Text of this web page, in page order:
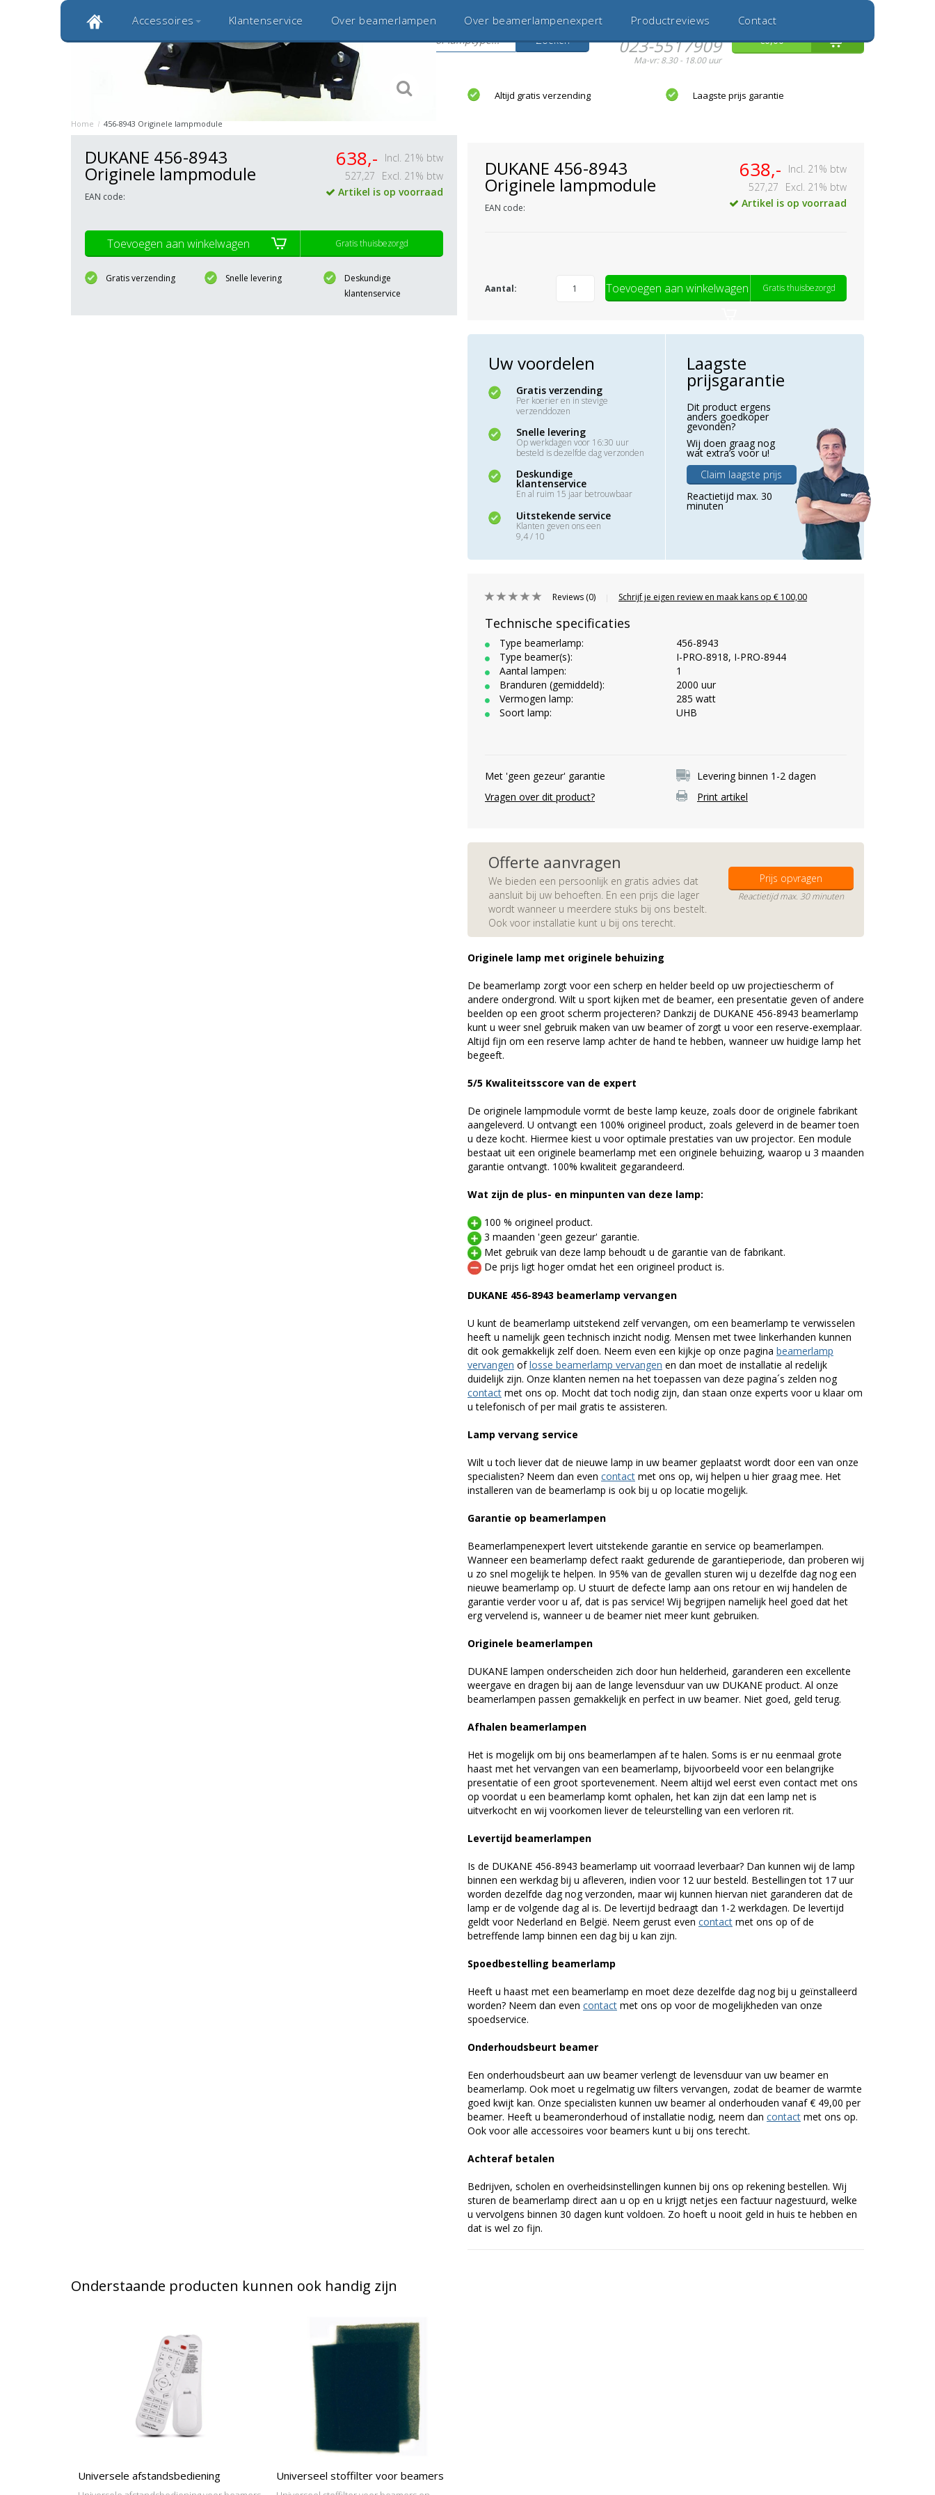
Inloggen
Klantbeoordeling 9,0
Zoeken
Hulp nodig?
023-5517909
Ma-vr: 8.30 - 18.00 uur
€0,00
Accessoires Klantenservice Over beamerlampen Over beamerlampenexpert Productreviews Contact
Originele kwaliteitsproducten 20 jaar betrouwbaar en ervaren Altijd gratis verzending Laagste prijs garantie
Home / 456-8943 Originele lampmodule
DUKANE 456-8943
Originele lampmodule
EAN code:
638,-
Incl. 21% btw
527,27
Excl. 21% btw
Artikel is op voorraad
Toevoegen aan winkelwagen Gratis thuisbezorgd
Gratis verzending Snelle levering
Deskundige
klantenservice
DUKANE 456-8943
Originele lampmodule
EAN code:
638,-
Incl. 21% btw
527,27
Excl. 21% btw
Artikel is op voorraad
Aantal: Toevoegen aan winkelwagen Gratis thuisbezorgd
Uw voordelen
Gratis verzending
Per koerier en in stevige
verzenddozen
Snelle levering
Op werkdagen voor 16:30 uur
besteld is dezelfde dag verzonden
Deskundige
klantenservice
En al ruim 15 jaar betrouwbaar
Uitstekende service
Klanten geven ons een
9,4 / 10
Laagste
prijsgarantie
Dit product ergens
anders goedkoper
gevonden?
Wij doen graag nog
wat extra’s voor u!
Claim laagste prijs
Reactietijd max. 30
minuten
Reviews (0) Schrijf je eigen review en maak kans op € 100,00
Technische specificaties
Type beamerlamp:
456-8943
Type beamer(s):
I-PRO-8918, I-PRO-8944
Aantal lampen:
1
Branduren (gemiddeld):
2000 uur
Vermogen lamp:
285 watt
Soort lamp:
UHB
Met 'geen gezeur' garantie
Levering binnen 1-2 dagen
Vragen over dit product?
Print artikel
Offerte aanvragen
We bieden een persoonlijk en gratis advies dat
aansluit bij uw behoeften. En een prijs die lager
wordt wanneer u meerdere stuks bij ons bestelt.
Ook voor installatie kunt u bij ons terecht.
Prijs opvragen
Reactietijd max. 30 minuten
Originele lamp met originele behuizing
De beamerlamp zorgt voor een scherp en helder beeld op uw projectiescherm of
andere ondergrond. Wilt u sport kijken met de beamer, een presentatie geven of andere
beelden op een groot scherm projecteren? Dankzij de DUKANE 456-8943 beamerlamp
kunt u weer snel gebruik maken van uw beamer of zorgt u voor een reserve-exemplaar.
Altijd fijn om een reserve lamp achter de hand te hebben, wanneer uw huidige lamp het
begeeft.
5/5 Kwaliteitsscore van de expert
De originele lampmodule vormt de beste lamp keuze, zoals door de originele fabrikant
aangeleverd. U ontvangt een 100% origineel product, zoals geleverd in de beamer toen
u deze kocht. Hiermee kiest u voor optimale prestaties van uw projector. Een module
bestaat uit een originele beamerlamp met een originele behuizing, waarop u 3 maanden
garantie ontvangt. 100% kwaliteit gegarandeerd.
Wat zijn de plus- en minpunten van deze lamp:
100 % origineel product.
3 maanden 'geen gezeur' garantie.
Met gebruik van deze lamp behoudt u de garantie van de fabrikant.
De prijs ligt hoger omdat het een origineel product is.
DUKANE 456-8943 beamerlamp vervangen
U kunt de beamerlamp uitstekend zelf vervangen, om een beamerlamp te verwisselen
heeft u namelijk geen technisch inzicht nodig. Mensen met twee linkerhanden kunnen
dit ook gemakkelijk zelf doen. Neem even een kijkje op onze pagina beamerlamp
vervangen oflosse beamerlamp vervangen en dan moet de installatie al redelijk
duidelijk zijn. Onze klanten nemen na het toepassen van deze pagina´s zelden nog
contact met ons op. Mocht dat toch nodig zijn, dan staan onze experts voor u klaar om
u telefonisch of per mail gratis te assisteren.
Lamp vervang service
Wilt u toch liever dat de nieuwe lamp in uw beamer geplaatst wordt door een van onze
specialisten? Neem dan even contact met ons op, wij helpen u hier graag mee. Het
installeren van de beamerlamp is ook bij u op locatie mogelijk.
Garantie op beamerlampen
Beamerlampenexpert levert uitstekende garantie en service op beamerlampen.
Wanneer een beamerlamp defect raakt gedurende de garantieperiode, dan proberen wij
u zo snel mogelijk te helpen. In 95% van de gevallen sturen wij u dezelfde dag nog een
nieuwe beamerlamp op. U stuurt de defecte lamp aan ons retour en wij handelen de
garantie verder voor u af, dat is pas service! Wij begrijpen namelijk heel goed dat het
erg vervelend is, wanneer u de beamer niet meer kunt gebruiken.
Originele beamerlampen
DUKANE lampen onderscheiden zich door hun helderheid, garanderen een excellente
weergave en dragen bij aan de lange levensduur van uw DUKANE product. Al onze
beamerlampen passen gemakkelijk en perfect in uw beamer. Niet goed, geld terug.
Afhalen beamerlampen
Het is mogelijk om bij ons beamerlampen af te halen. Soms is er nu eenmaal grote
haast met het vervangen van een beamerlamp, bijvoorbeeld voor een belangrijke
presentatie of een groot sportevenement. Neem altijd wel eerst even contact met ons
op voordat u een beamerlamp komt ophalen, het kan zijn dat een lamp net is
uitverkocht en wij voorkomen liever de teleurstelling van een verloren rit.
Levertijd beamerlampen
Is de DUKANE 456-8943 beamerlamp uit voorraad leverbaar? Dan kunnen wij de lamp
binnen een werkdag bij u afleveren, indien voor 12 uur besteld. Bestellingen tot 17 uur
worden dezelfde dag nog verzonden, maar wij kunnen hiervan niet garanderen dat de
lamp er de volgende dag al is. De levertijd bedraagt dan 1-2 werkdagen. De levertijd
geldt voor Nederland en België. Neem gerust even contact met ons op of de
betreffende lamp binnen een dag bij u kan zijn.
Spoedbestelling beamerlamp
Heeft u haast met een beamerlamp en moet deze dezelfde dag nog bij u geïnstalleerd
worden? Neem dan even contact met ons op voor de mogelijkheden van onze
spoedservice.
Onderhoudsbeurt beamer
Een onderhoudsbeurt aan uw beamer verlengt de levensduur van uw beamer en
beamerlamp. Ook moet u regelmatig uw filters vervangen, zodat de beamer de warmte
goed kwijt kan. Onze specialisten kunnen uw beamer al onderhouden vanaf € 49,00 per
beamer. Heeft u beameronderhoud of installatie nodig, neem dan contact met ons op.
Ook voor alle accessoires voor beamers kunt u bij ons terecht.
Achteraf betalen
Bedrijven, scholen en overheidsinstellingen kunnen bij ons op rekening bestellen. Wij
sturen de beamerlamp direct aan u op en u krijgt netjes een factuur nagestuurd, welke
u vervolgens binnen 30 dagen kunt voldoen. Zo hoeft u nooit geld in huis te hebben en
dat is wel zo fijn.
Onderstaande producten kunnen ook handig zijn
Universele afstandsbediening Universeel stoffilter voor beamers